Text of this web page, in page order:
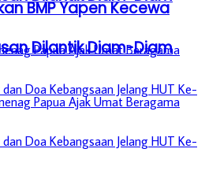
BMP Yapen Kecewa
Dilantik Diam-Diam